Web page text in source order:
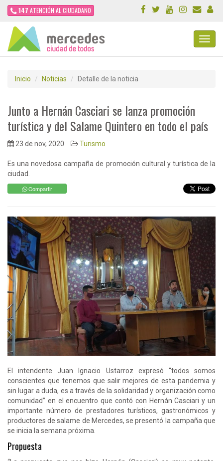
147 ATENCIÓN AL CIUDADANO
Inicio Noticias Detalle de la noticia
Junto a Hernán Casciari se lanza promoción
turística y del Salame Quintero en todo el país
23 de nov, 2020 Turismo
Es una novedosa campaña de promoción cultural y turística de la
ciudad.
Compartir
El intendente Juan Ignacio Ustarroz expresó “todos somos
conscientes que tenemos que salir mejores de esta pandemia y
sin lugar a duda, es a través de la solidaridad y organización como
comunidad” en el encuentro que contó con Hernán Casciari y un
importante número de prestadores turísticos, gastronómicos y
productores de salame de Mercedes, se presentó la campaña que
se inicia la semana próxima.
Propuesta